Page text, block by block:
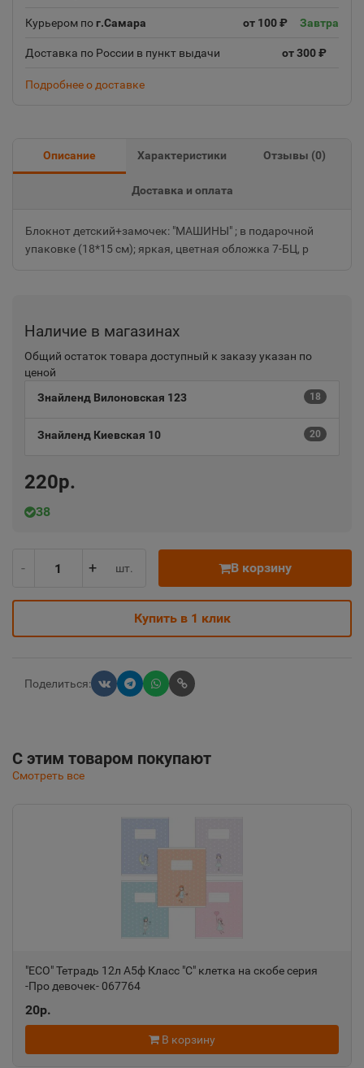
Курьером пог.Самара от 100 ₽ Завтра
Доставка по России в пункт выдачи от 300 ₽
Подробнее о доставке
Описание Характеристики Отзывы (0)
Доставка и оплата
Блокнот детский+замочек: "МАШИНЫ" ; в подарочной
упаковке (18*15 см); яркая, цветная обложка 7-БЦ, р
Наличие в магазинах
Общий остаток товара доступный к заказу указан по
ценой
Знайленд Вилоновская 123
18
Знайленд Киевская 10 20
220р.
38
- + шт. В корзину
Купить в 1 клик
Поделиться:
С этим товаром покупают
Смотреть все
"ECO" Тетрадь 12л А5ф Класс "С" клетка на скобе серия
-Про девочек- 067764
20р.
В корзину